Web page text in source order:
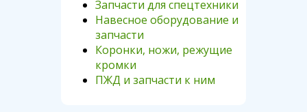
Запчасти для спецтехники
Навесное оборудование и
запчасти
Коронки, ножи, режущие
кромки
ПЖД и запчасти к ним